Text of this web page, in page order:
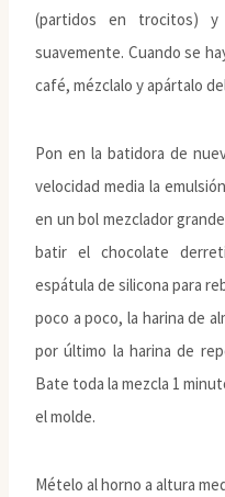
(partidos en trocitos) y
suavemente. Cuando se
café, mézclalo y apártalo
Pon en la batidora de
velocidad media la
en un bol mezclador
batir el chocolate
espátula de silicona para
poco a poco, la harina de
por último la harina de
Bate toda la mezcla 1
el molde.
Mételo al horno a altura